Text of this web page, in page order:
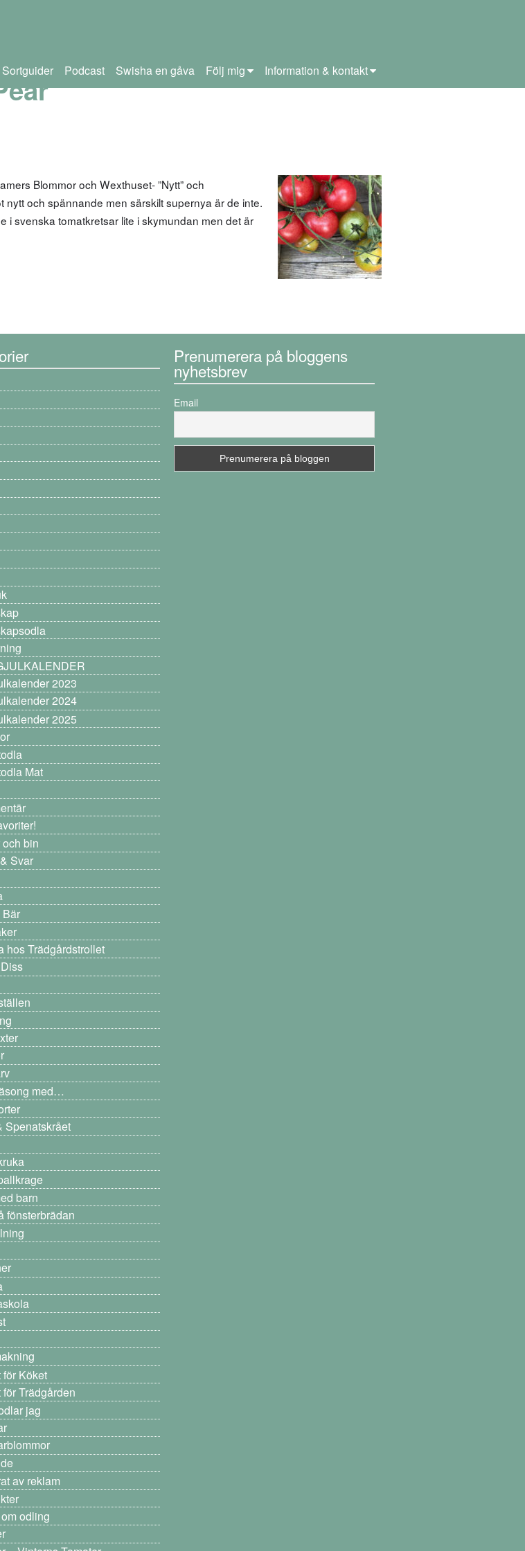
Podcast Swisha en gåva Följ mig Information & kontakt
Blommor och Wexthuset- ”Nytt” och
och spännande men särskilt supernya är de inte.
i svenska tomatkretsar lite i skymundan men det är
2023
2024
2025
Mat
bin
Svar
Bär
hos Trädgårdstrollet
med…
Spenatskrået
barn
fönsterbrädan
för Köket
Trädgården
jag
av reklam
odling
Prenumerera på bloggens
nyhetsbrev
Email